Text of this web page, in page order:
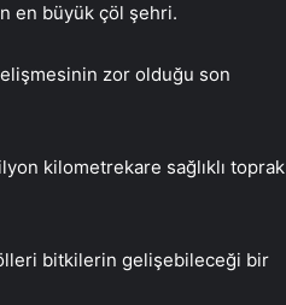
en büyük çöl şehri.
zor olduğu son
kilometrekare sağlıklı toprak
bitkilerin gelişebileceği bir